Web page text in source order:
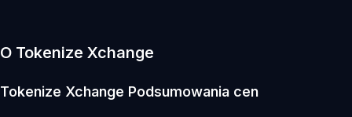
O Tokenize Xchange
Tokenize Xchange Podsumowania cen